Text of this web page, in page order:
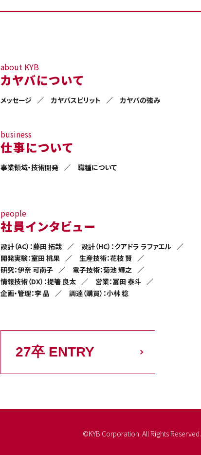
about KYB
カヤバについて
メッセージ カヤバスピリット カヤバの強み
business
仕事について
事業領域・技術開発 職種について
people
社員インタビュー
設計（AC）：藤田 拓哉
設計（HC）：クアドラ ラファエル
開発実験：室田 桃果
生産技術：花枝 賢
研究：伊奈 可南子
電子技術：菊池 輝之
情報技術（DX）：提箸 良太
営業：冨田 泰斗
企画・管理：李 晶
調達（購買）：小林 稔
27卒 ENTRY
©KYB Corporation. All Rights Reserved.